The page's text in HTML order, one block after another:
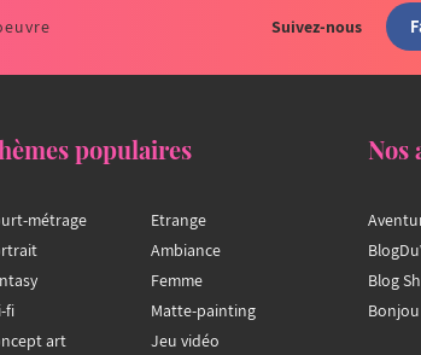
Suivez-nous
populaires
métrage
fi
art
Etrange
Ambiance
Femme
Matte-painting
Jeu vidéo
Nos
Blog